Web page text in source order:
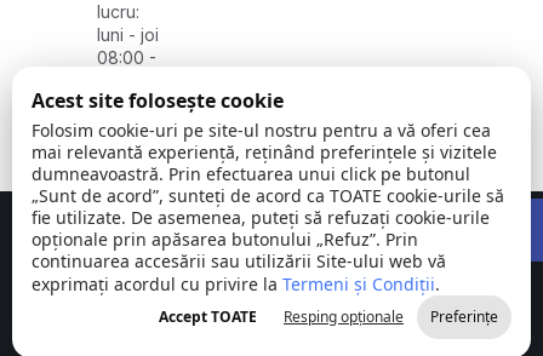
lucru:
luni - joi
08:00 -
vineri
08:00 -
14:00
Comuna
Stejaru |
județul Tulcea
©
2026
Toate
drepturile
rezervate
Concept realizat deBig Media Relații Publice SRL
Acest site folosește cookie
Folosim cookie-uri pe site-ul nostru pentru a vă oferi cea
mai relevantă experiență, reținând preferințele și vizitele
dumneavoastră. Prin efectuarea unui click pe butonul
„Sunt de acord”, sunteți de acord ca TOATE cookie-urile să
fie utilizate. De asemenea, puteți să refuzați cookie-urile
opționale prin apăsarea butonului „Refuz”. Prin
continuarea accesării sau utilizării Site-ului web vă
exprimați acordul cu privire la Termeni și Condiții.
Accept TOATE Resping opționale Preferințe